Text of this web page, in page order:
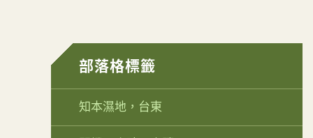
部落格標籤
知本濕地，台東